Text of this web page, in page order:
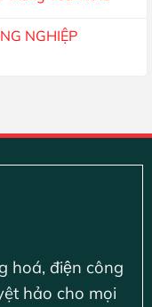
NGHIỆP
hoá, điện công
hảo cho mọi